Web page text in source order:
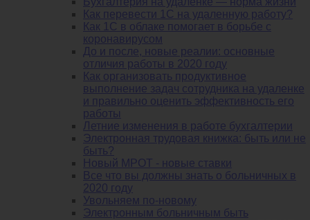
Как перевести 1С на удаленную работу?
Как 1С в облаке помогает в борьбе с
коронавирусом
До и после, новые реалии: основные
отличия работы в 2020 году
Как организовать продуктивное
выполнение задач сотрудника на удаленке
и правильно оценить эффективность его
работы
Летние изменения в работе бухгалтерии
Электронная трудовая книжка: быть или не
быть?
Новый МРОТ - новые ставки
Все что вы должны знать о больничных в
2020 году
Увольняем по-новому
Электронным больничным быть